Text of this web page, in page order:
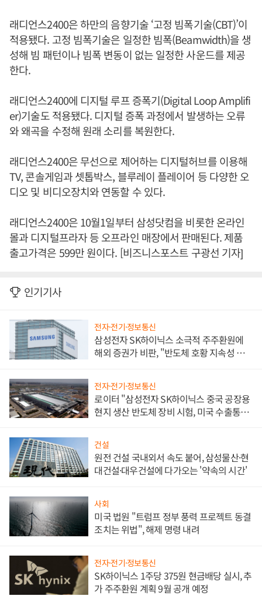
래디언스2400은 하만의 음향기술 ‘고정 빔폭기술(CBT)’이
적용됐다. 고정 빔폭기술은 일정한 빔폭(Beamwidth)을 생
성해 빔 패턴이나 빔폭 변동이 없는 일정한 사운드를 제공
한다.
래디언스2400에 디지털 루프 증폭기(Digital Loop Amplifi
er)기술도 적용됐다. 디지털 증폭 과정에서 발생하는 오류
와 왜곡을 수정해 원래 소리를 복원한다.
래디언스2400은 무선으로 제어하는 디지털허브를 이용해
TV, 콘솔게임과 셋톱박스, 블루레이 플레이어 등 다양한 오
디오 및 비디오장치와 연동할 수 있다.
래디언스2400은 10월1일부터 삼성닷컴을 비롯한 온라인
몰과 디지털프라자 등 오프라인 매장에서 판매된다. 제품
출고가격은 599만 원이다. [비즈니스포스트 구광선 기자]
인기기사
전자·전기·정보통신
삼성전자 SK하이닉스 소극적 주주환원에
해외 증권가 비판, "반도체 호황 지속성 의
전자·전기·정보통신
로이터 "삼성전자 SK하이닉스 중국 공장용
현지 생산 반도체 장비 시험, 미국 수출통제
건설
원전 건설 국내외서 속도 붙어, 삼성물산·현
대건설·대우건설에 다가오는 '약속의 시간'
사회
미국 법원 "트럼프 정부 풍력 프로젝트 동결
조치는 위법", 해제 명령 내려
전자·전기·정보통신
SK하이닉스 1주당 375원 현금배당 실시, 추
가 주주환원 계획 9월 공개 예정